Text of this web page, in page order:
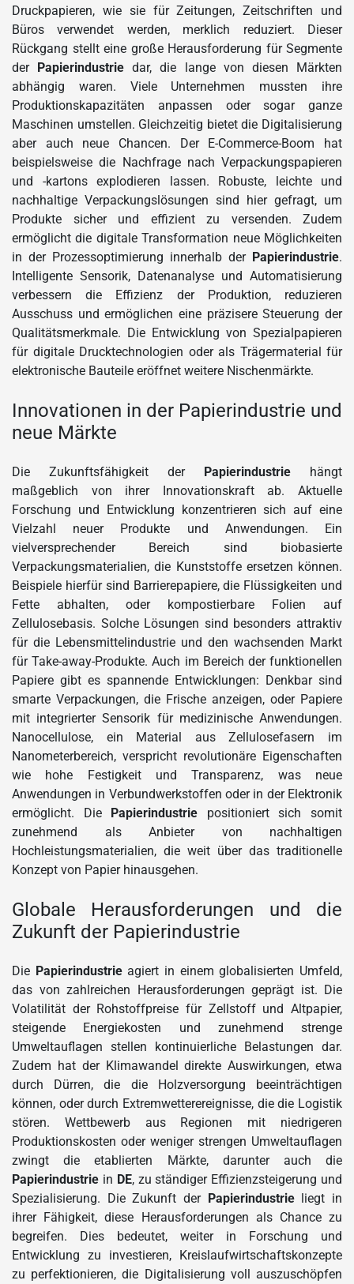
Druckpapieren, wie sie für Zeitungen, Zeitschriften und
Büros verwendet werden, merklich reduziert. Dieser
Rückgang stellt eine große Herausforderung für Segmente
der Papierindustrie dar, die lange von diesen Märkten
abhängig waren. Viele Unternehmen mussten ihre
Produktionskapazitäten anpassen oder sogar ganze
Maschinen umstellen. Gleichzeitig bietet die Digitalisierung
aber auch neue Chancen. Der E-Commerce-Boom hat
beispielsweise die Nachfrage nach Verpackungspapieren
und -kartons explodieren lassen. Robuste, leichte und
nachhaltige Verpackungslösungen sind hier gefragt, um
Produkte sicher und effizient zu versenden. Zudem
ermöglicht die digitale Transformation neue Möglichkeiten
in der Prozessoptimierung innerhalb der Papierindustrie.
Intelligente Sensorik, Datenanalyse und Automatisierung
verbessern die Effizienz der Produktion, reduzieren
Ausschuss und ermöglichen eine präzisere Steuerung der
Qualitätsmerkmale. Die Entwicklung von Spezialpapieren
für digitale Drucktechnologien oder als Trägermaterial für
elektronische Bauteile eröffnet weitere Nischenmärkte.
Innovationen in der Papierindustrie und
neue Märkte
Die Zukunftsfähigkeit der Papierindustrie hängt
maßgeblich von ihrer Innovationskraft ab. Aktuelle
Forschung und Entwicklung konzentrieren sich auf eine
Vielzahl neuer Produkte und Anwendungen. Ein
vielversprechender Bereich sind biobasierte
Verpackungsmaterialien, die Kunststoffe ersetzen können.
Beispiele hierfür sind Barrierepapiere, die Flüssigkeiten und
Fette abhalten, oder kompostierbare Folien auf
Zellulosebasis. Solche Lösungen sind besonders attraktiv
für die Lebensmittelindustrie und den wachsenden Markt
für Take-away-Produkte. Auch im Bereich der funktionellen
Papiere gibt es spannende Entwicklungen: Denkbar sind
smarte Verpackungen, die Frische anzeigen, oder Papiere
mit integrierter Sensorik für medizinische Anwendungen.
Nanocellulose, ein Material aus Zellulosefasern im
Nanometerbereich, verspricht revolutionäre Eigenschaften
wie hohe Festigkeit und Transparenz, was neue
Anwendungen in Verbundwerkstoffen oder in der Elektronik
ermöglicht. Die Papierindustrie positioniert sich somit
zunehmend als Anbieter von nachhaltigen
Hochleistungsmaterialien, die weit über das traditionelle
Konzept von Papier hinausgehen.
Globale Herausforderungen und die
Zukunft der Papierindustrie
Die Papierindustrieagiert in einem globalisierten Umfeld,
das von zahlreichen Herausforderungen geprägt ist. Die
Volatilität der Rohstoffpreise für Zellstoff und Altpapier,
steigende Energiekosten und zunehmend strenge
Umweltauflagen stellen kontinuierliche Belastungen dar.
Zudem hat der Klimawandel direkte Auswirkungen, etwa
durch Dürren, die die Holzversorgung beeinträchtigen
können, oder durch Extremwetterereignisse, die die Logistik
stören. Wettbewerb aus Regionen mit niedrigeren
Produktionskosten oder weniger strengen Umweltauflagen
zwingt die etablierten Märkte, darunter auch die
Papierindustrie in DE, zu ständiger Effizienzsteigerung und
Spezialisierung. Die Zukunft der Papierindustrieliegt in
ihrer Fähigkeit, diese Herausforderungen als Chance zu
begreifen. Dies bedeutet, weiter in Forschung und
Entwicklung zu investieren, Kreislaufwirtschaftskonzepte
zu perfektionieren, die Digitalisierung voll auszuschöpfen